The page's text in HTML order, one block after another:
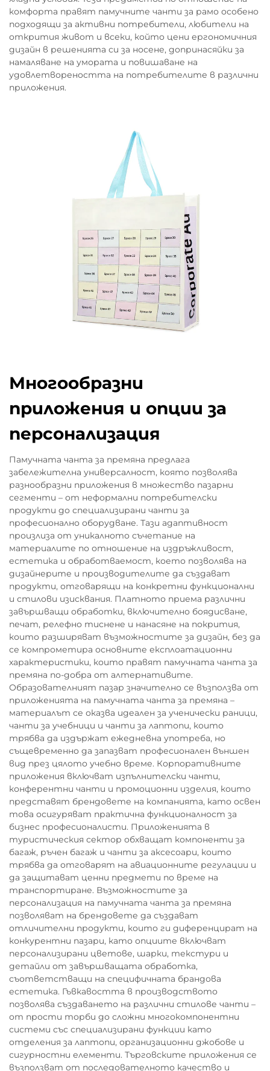
комфорта правят памучните чанти за рамо особено
подходящи за активни потребители, любители на
открития живот и всеки, който цени ергономичния
дизайн в решенията си за носене, допринасяйки за
намаляване на умората и повишаване на
удовлетвореността на потребителите в различни
приложения.
Многообразни
приложения и опции за
персонализация
Памучната чанта за премяна предлага
забележителна универсалност, която позволява
разнообразни приложения в множество пазарни
сегменти – от неформални потребителски
продукти до специализирани чанти за
професионално оборудване. Тази адаптивност
произлиза от уникалното съчетание на
материалите по отношение на издръжливост,
естетика и обработваемост, което позволява на
дизайнерите и производителите да създават
продукти, отговарящи на конкретни функционални
и стилови изисквания. Платното приема различни
завършващи обработки, включително боядисване,
печат, релефно тиснене и нанасяне на покрития,
които разширяват възможностите за дизайн, без да
се компрометира основните експлоатационни
характеристики, които правят памучната чанта за
премяна по-добра от алтернативите.
Образователният пазар значително се възползва от
приложенията на памучната чанта за премяна –
материалът се оказва идеален за ученически раници,
чанти за учебници и чанти за лаптопи, които
трябва да издържат ежедневна употреба, но
същевременно да запазват професионален външен
вид през цялото учебно време. Корпоративните
приложения включват изпълнителски чанти,
конферентни чанти и промоционни изделия, които
представят брендовете на компанията, като освен
това осигуряват практична функционалност за
бизнес професионалисти. Приложенията в
туристическия сектор обхващат компоненти за
багаж, ръчен багаж и чанти за аксесоари, които
трябва да отговарят на авиационните регулации и
да защитават ценни предмети по време на
транспортиране. Възможностите за
персонализация на памучната чанта за премяна
позволяват на брендовете да създават
отличителни продукти, които ги диференцират на
конкурентни пазари, като опциите включват
персонализирани цветове, шарки, текстури и
детайли от завършващата обработка,
съответстващи на специфичната брандова
естетика. Гъвкавостта в производството
позволява създаването на различни стилове чанти –
от прости торби до сложни многокомпонентни
системи със специализирани функции като
отделения за лаптопи, организационни джобове и
сигурностни елементи. Търговските приложения се
възползват от последователното качество и